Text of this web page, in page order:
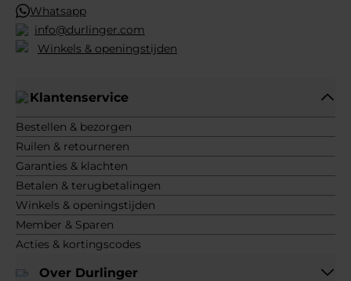
Whatsapp
info@durlinger.com
Winkels & openingstijden
Klantenservice
Bestellen & bezorgen
Ruilen & retourneren
Garanties & klachten
Betalen & terugbetalingen
Winkels & openingstijden
Member & Sparen
Acties & kortingscodes
Over Durlinger